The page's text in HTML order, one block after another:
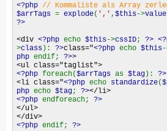
<?php // Kommaliste als Array
$arrTags = explode( ',' , $this->value
?>
<div <?php echo $this->cssID; ?>
>class ): ?>class="<?php echo $this
php endif; ?>>
<ul class="taglist">
<?php foreach($arrTags as $tag ): ?>
<li class="<?php echo standardize(
php echo $tag; ?></li>
<?php endforeach; ?>
</ul>
</div>
<?php endif; ?>